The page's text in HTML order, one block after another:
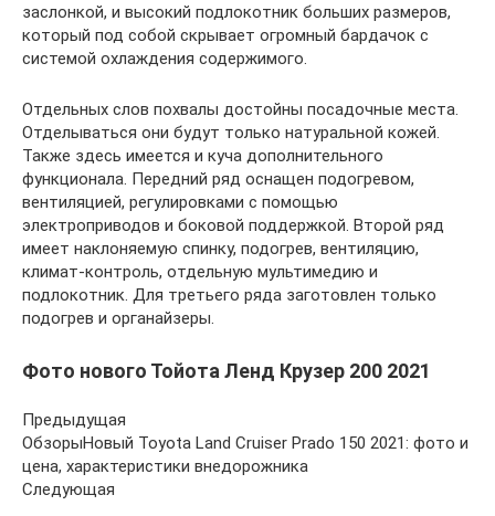
заслонкой, и высокий подлокотник больших размеров,
который под собой скрывает огромный бардачок с
системой охлаждения содержимого.
Отдельных слов похвалы достойны посадочные места.
Отделываться они будут только натуральной кожей.
Также здесь имеется и куча дополнительного
функционала. Передний ряд оснащен подогревом,
вентиляцией, регулировками с помощью
электроприводов и боковой поддержкой. Второй ряд
имеет наклоняемую спинку, подогрев, вентиляцию,
климат-контроль, отдельную мультимедию и
подлокотник. Для третьего ряда заготовлен только
подогрев и органайзеры.
Фото нового Тойота Ленд Крузер 200 2021
Предыдущая
ОбзорыНовый Toyota Land Cruiser Prado 150 2021: фото и
цена, характеристики внедорожника
Следующая